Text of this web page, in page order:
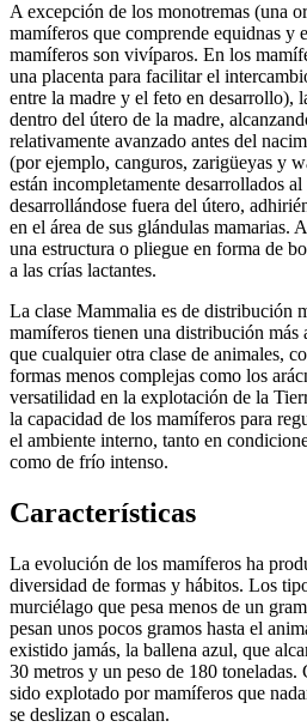
A excepción de los monotremas (una
mamíferos que comprende equidnas y
mamíferos son vivíparos. En los
una placenta para facilitar el
entre la madre y el feto en desarrollo),
dentro del útero de la madre,
relativamente avanzado antes del
(por ejemplo, canguros, zarigüeyas y
están incompletamente desarrollados
desarrollándose fuera del útero,
en el área de sus glándulas mamarias.
una estructura o pliegue en forma de
a las crías lactantes.
La clase Mammalia es de distribución
mamíferos tienen una distribución más
que cualquier otra clase de animales,
formas menos complejas como los
versatilidad en la explotación de la
la capacidad de los mamíferos para
el ambiente interno, tanto en
como de frío intenso.
Características
La evolución de los mamíferos ha
diversidad de formas y hábitos. Los
murciélago que pesa menos de un
pesan unos pocos gramos hasta el
existido jamás, la ballena azul, que
30 metros y un peso de 180 toneladas.
sido explotado por mamíferos que
se deslizan o escalan.